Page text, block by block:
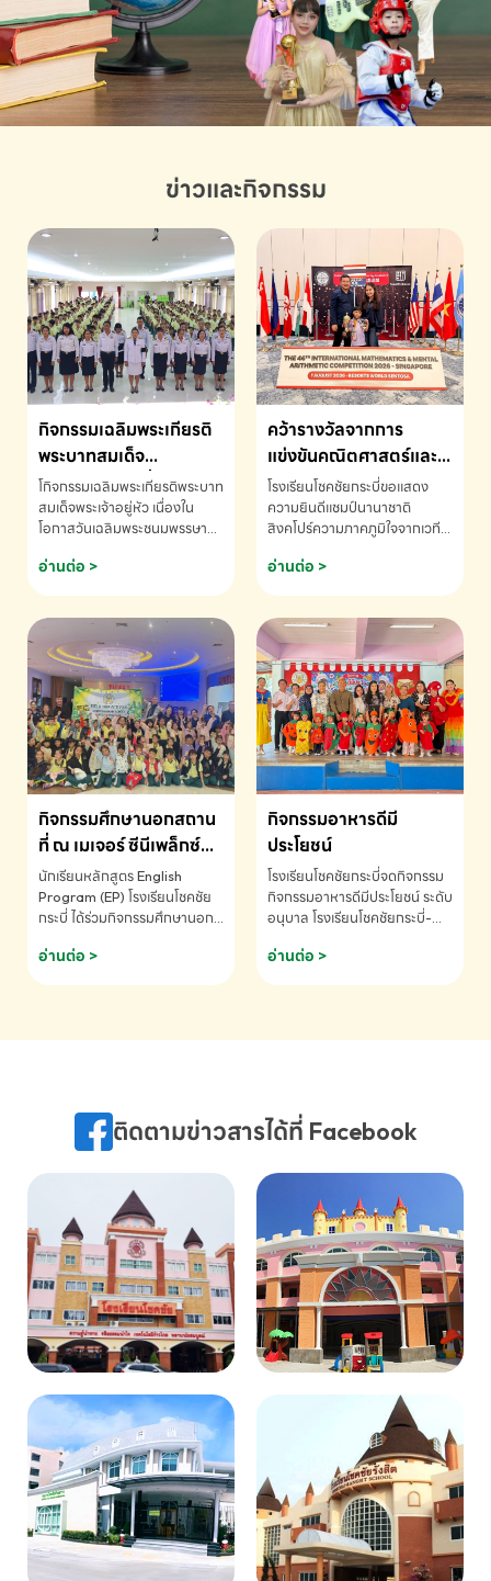
ข่าวและกิจกรรม
กิจกรรมเฉลิมพระเกียรติ
พระบาทสมเด็จ
พระเจ้าอยู่หัว เนื่องใน
โอกาสวันเฉลิม
พระชนมพรรษา
โกิจกรรมเฉลิมพระเกียรติพระบาท
สมเด็จพระเจ้าอยู่หัว เนื่องใน
โอกาสวันเฉลิมพระชนมพรรษา
ข้อมูลเพิ่มเติม โทร. 075-691910
อ่านต่อ >
คว้ารางวัลจากการ
แข่งขันคณิตศาสตร์และ
คณิตคิดเร็วนานาชาติ
ครั้งที่ 46 ประจำปี 2569
ณ ประเทศสิงคโปร์
โรงเรียนโชคชัยกระบี่ขอแสดง
ความยินดีแชมป์นานาชาติ
สิงคโปร์ความภาคภูมิใจจากเวที
ด.ช.พัทธนันท์ พรหมพันธ์ ชั้น
อนุบาล EP K3 โรงเรียนโชคชัย
แข่งขันคณิตศาสตร์และคณิตคิด
เร็วนานาชาติ ครั้งที่ 46 ประจำปี
2569 ณ ประเทศสิงคโปร์
INTERNATIONAL
MATHEMATICS AND
MENTAL ARITHMETIC
COMPETITION 2026 - ถ้วย
รางวัลรองชนะเลิศอันดับที่ 2
Mental Arithmetic
Competition K2 - ถ้วยรางวัล
รองชนะเลิศอันดับที่ 2 Mental
K2(Grop) โรงเรียนโชคชัยกระบี่-
สอบถามข้อมูลเพิ่มเติม โทร.
075-691910
อ่านต่อ >
กิจกรรมศึกษานอกสถาน
ที่ ณ เมเจอร์ ซีนีเพล็กซ์
ระดับประถมศึกษา (EP.1-
6)
นักเรียนหลักสูตร English
Program (EP) โรงเรียนโชคชัย
กระบี่ ได้ร่วมกิจกรรมศึกษานอก
ชมภาพยนตร์ Toy Story 5
(Soundtrack)เพื่อเสริมทักษะ
ภาษา ผ่านประสบการณ์การเรียนรู้
075-691910
อ่านต่อ >
กิจกรรมอาหารดีมี
ประโยชน์
โรงเรียนโชคชัยกระบี่จดกิจกรรม
กิจกรรมอาหารดีมีประโยชน์ ระดับ
อนุบาล โรงเรียนโชคชัยกระบี่-
075-691910
อ่านต่อ >
ติดตามข่าวสารได้ที่ Facebook